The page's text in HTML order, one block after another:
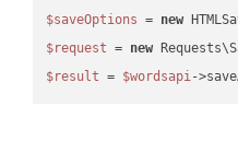
$saveOptions = new
$request = new
$result = $wordsapi-